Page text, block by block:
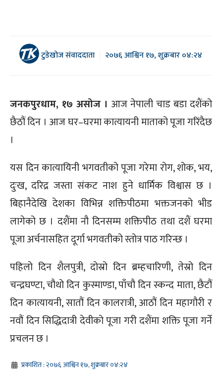
टुडेखोज संवाददाता २०७६ आश्विन १७, शुक्रबार ०४:२४
जनकपुरधाम, १७ असोज । आज नेपाली चाड बडा दशैंको
छैठौं दिन । आज घर–घरमा कात्यायनी माताको पूजा गरिंदैछ
।
यस दिन कात्यायिनी भगवतीको पूजा गरेमा रोग, शोक, भय,
दुःख, दरिद्र जस्ता संकट नाश हुने धार्मिक विश्वास छ ।
बिहानैदेखि देशका विभिन्न शक्तिपीठमा भक्तजनको भीड
लागेको छ । दशैंमा नौ दिनसम्म शक्तिपीठ तथा दशैं घरमा
पूजा अर्चनासहित दूर्गा भगवतीको स्तोत्र पाठ गरिन्छ ।
पहिलो दिन शैलपुत्री, दोस्रो दिन ब्रम्हचारिणी, तेस्रो दिन
चन्द्रघण्टा, चौथो दिन कुस्माण्डा, पाँचौ दिन स्कन्द माता, छैटौं
दिन कात्यायनी, सातौं दिन कालरात्री, आठौं दिन महागौरी र
नवौं दिन सिद्धिदात्री देवीको पूजा गरी दशैंमा शक्ति पूजा गर्ने
प्रचलन छ ।
प्रकाशित : २०७६ आश्विन १७, शुक्रबार ०४:२४